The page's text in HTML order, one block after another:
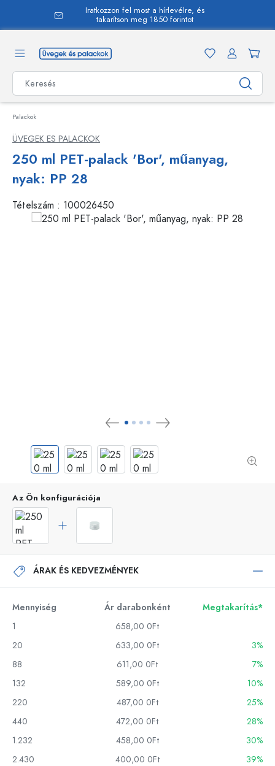
Iratkozzon fel most a hírlevélre, és
takarítson meg 1850 forintot
Palackok
ÜVEGEK ES PALACKOK
250 ml PET-palack 'Bor', műanyag,
nyak: PP 28
Tételszám : 100026450
Az Ön konfigurációja
ÁRAK ÉS KEDVEZMÉNYEK
Mennyiség Ár darabonként
Megtakarítás*
1
658,00 0Ft
20
633,00 0Ft
3%
88
611,00 0Ft
7%
132
589,00 0Ft
10%
220
487,00 0Ft
25%
440
472,00 0Ft
28%
1.232
458,00 0Ft
30%
2.430
400,00 0Ft 39%